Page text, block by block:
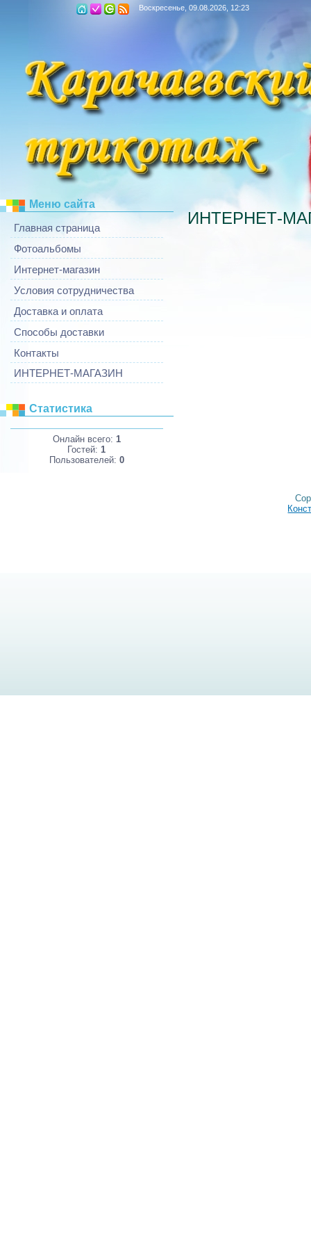
Воскресенье, 09.08.2026, 12:23
Меню сайта
Главная страница
Фотоальбомы
Интернет-магазин
Условия сотрудничества
Доставка и оплата
Способы доставки
Контакты
ИНТЕРНЕТ-МАГАЗИН
Статистика
Онлайн всего: 1
Гостей: 1
Пользователей: 0
ИНТЕРНЕТ-